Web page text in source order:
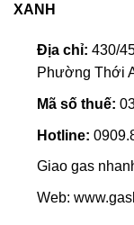
XANH
Địa chỉ: 430/
Phường Thới
Mã số thuế:
Hotline:
Giao gas
Web: